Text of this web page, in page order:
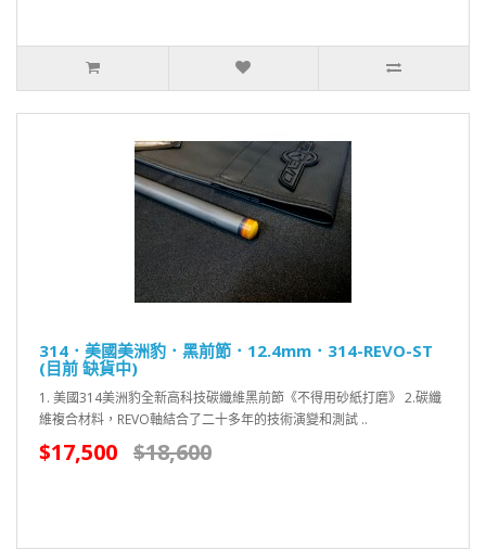
314．美國美洲豹．黑前節．12.4mm．314-REVO-ST
(目前 缺貨中)
1. 美國314美洲豹全新高科技碳纖維黑前節《不得用砂紙打磨》 2.碳纖
維複合材料，REVO軸結合了二十多年的技術演變和測試 ..
$17,500 $18,600